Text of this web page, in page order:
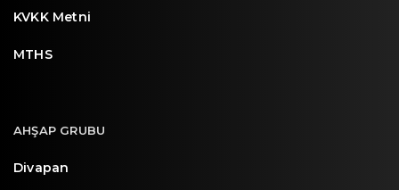
KVKK Metni
MTHS
AHŞAP GRUBU
Divapan